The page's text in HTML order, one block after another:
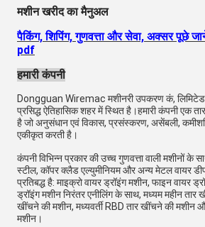
मशीन खरीद का मैनुअल
पैकिंग, शिपिंग, गुणवत्ता और सेवा, अक्सर पूछे
pdf
हमारी कंपनी
Dongguan Wiremac मशीनरी उपकरण कं,
प्रसिद्ध ऐतिहासिक शहर में स्थित है।हमारी कंपनी एक
है जो अनुसंधान एवं विकास, प्रसंस्करण, असेंबली,
एकीकृत करती है।
कंपनी विभिन्न प्रकार की उच्च गुणवत्ता वाली मशीनों के
स्टील, कॉपर क्लैड एल्युमीनियम और अन्य मेटल वायर
प्रतिबद्ध है: माइक्रो वायर ड्रॉइंग मशीन, फाइन वायर
ड्रॉइंग मशीन निरंतर एनीलिंग के साथ, मध्यम महीन तार
खींचने की मशीन, मध्यवर्ती RBD तार खींचने की मशीन
मशीन।